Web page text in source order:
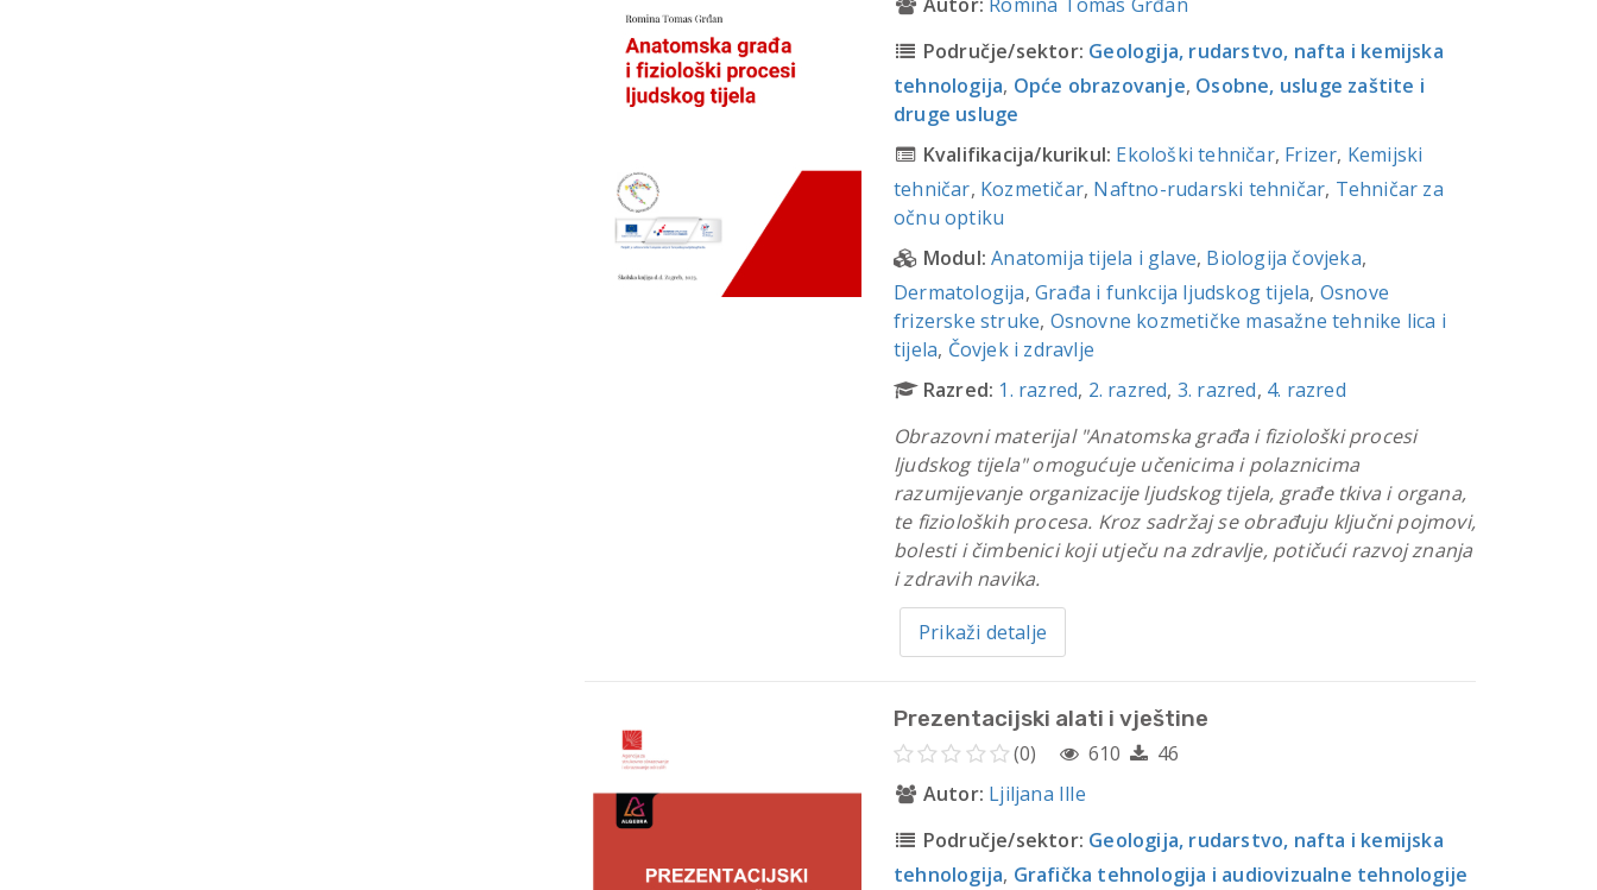
Područje/sektor: Geologija, rudarstvo, nafta i kemijska
tehnologija, Opće obrazovanje, Osobne, usluge zaštite i
druge usluge
Kvalifikacija/kurikul: Ekološki tehničar, Frizer, Kemijski
tehničar, Kozmetičar, Naftno-rudarski tehničar, Tehničar za
očnu optiku
Modul: Anatomija tijela i glave, Biologija čovjeka,
Dermatologija,Građa i funkcija ljudskog tijela, Osnove
frizerske struke, Osnovne kozmetičke masažne tehnike lica i
tijela, Čovjek i zdravlje
Razred: 1. razred, 2. razred, 3. razred, 4. razred
Obrazovni materijal "Anatomska građa i fiziološki procesi
ljudskog tijela" omogućuje učenicima i polaznicima
razumijevanje organizacije ljudskog tijela, građe tkiva i organa,
te fizioloških procesa. Kroz sadržaj se obrađuju ključni pojmovi,
bolesti i čimbenici koji utječu na zdravlje, potičući razvoj znanja
i zdravih navika.
Prikaži detalje
Prezentacijski alati i vještine
(0) 610
46
Autor: Ljiljana Ille
Područje/sektor: Geologija, rudarstvo, nafta i kemijska
tehnologija, Grafička tehnologija i audiovizualne tehnologije